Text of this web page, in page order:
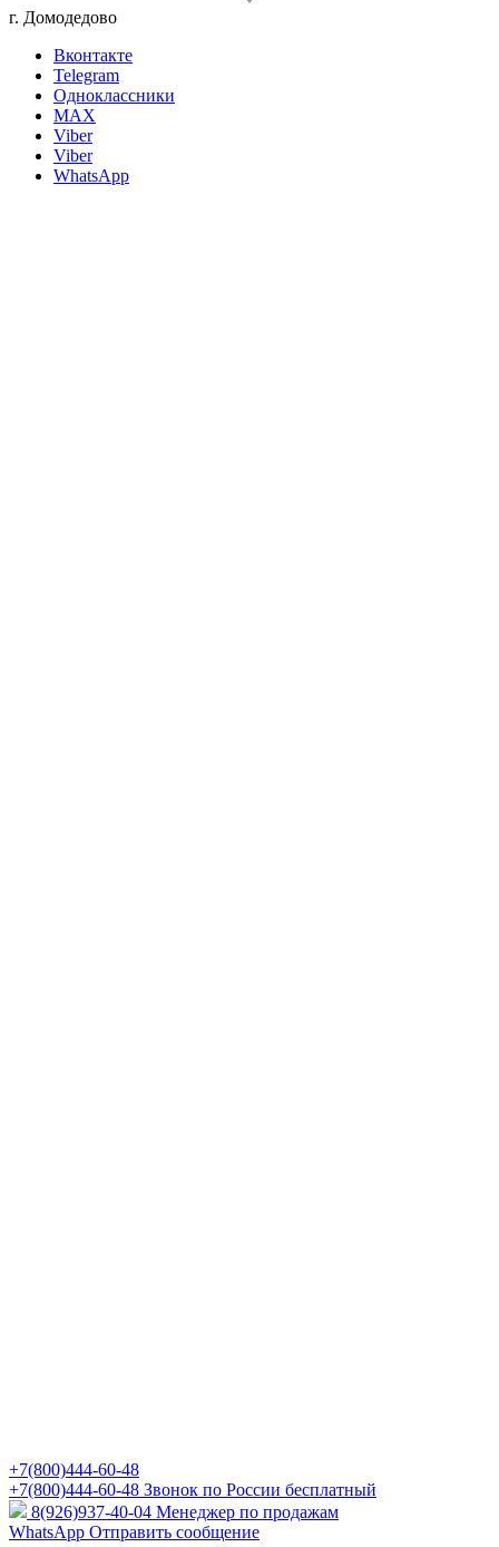
г. Домодедово
Вконтакте
Telegram
Одноклассники
MAX
Viber
Viber
WhatsApp
+7(800)444-60-48
+7(800)444-60-48 Звонок по России бесплатный
8(926)937-40-04 Менеджер по продажам
WhatsApp Отправить сообщение